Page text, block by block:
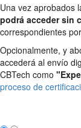
Una vez aprobados
podrá acceder sin
correspondientes
Opcionalmente, y
accederá al envío
CBTech como
proceso de